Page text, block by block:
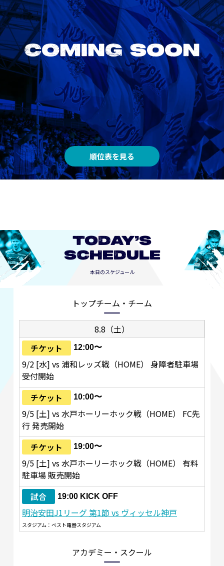
順位表を見る
TODAY’S
SCHEDULE
本日のスケジュール
トップチーム・チーム
8.8（土）
チケット
12:00〜
9/2 [水] vs 浦和レッズ戦（HOME） 身障者駐車場
受付開始
チケット
10:00〜
9/5 [土] vs 水戸ホーリーホック戦（HOME） FC先
行 発売開始
チケット
19:00〜
9/5 [土] vs 水戸ホーリーホック戦（HOME） 有料
駐車場 販売開始
試合
19:00 KICK OFF
明治安田J1リーグ 第1節 vs ヴィッセル神戸
スタジアム：ベスト電器スタジアム
アカデミー・スクール